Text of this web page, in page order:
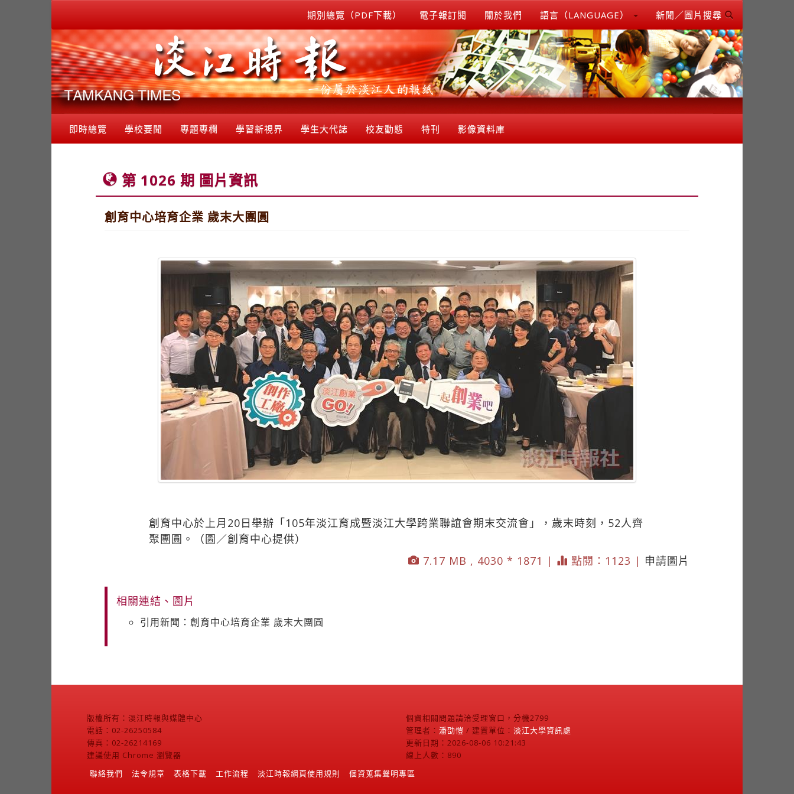
期別總覽（PDF下載） 電子報訂閱 關於我們 語言（LANGUAGE） 新聞／圖片搜尋
即時總覽 學校要聞 專題專欄 學習新視界 學生大代誌 校友動態 特刊 影像資料庫
第 1026 期 圖片資訊
創育中心培育企業 歲末大團圓
創育中心於上月20日舉辦「105年淡江育成暨淡江大學跨業聯誼會期末交流會」，歲末時刻，52人齊
聚團圓。（圖／創育中心提供）
7.17 MB , 4030 * 1871 |
點閱：1123 | 申請圖片
相關連結、圖片
引用新聞：創育中心培育企業 歲末大團圓
版權所有：淡江時報與媒體中心
電話：02-26250584
傳真：02-26214169
建議使用 Chrome 瀏覽器
個資相關問題請洽受理窗口，分機2799
管理者： 潘劭愷 / 建置單位： 淡江大學資訊處
更新日期：2026-08-06 10:21:43
線上人數：890
聯絡我們
法令規章 表格下載 工作流程 淡江時報網頁使用規則 個資蒐集聲明專區